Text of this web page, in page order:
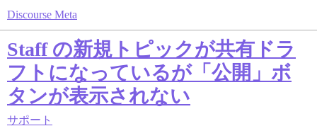
Discourse Meta
Staff の新規トピックが共有ドラ
フトになっているが「公開」ボ
タンが表示されない
サポート